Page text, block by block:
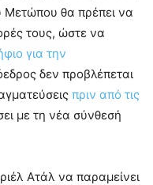
Μετώπου θα πρέπει να
τους, ώστε να
για την
δεν προβλέπεται
πριν από τις
με τη νέα σύνθεσή
Ατάλ να παραμείνει